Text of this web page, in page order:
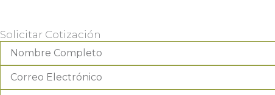
Solicitar Cotización
Completo
Electrónico